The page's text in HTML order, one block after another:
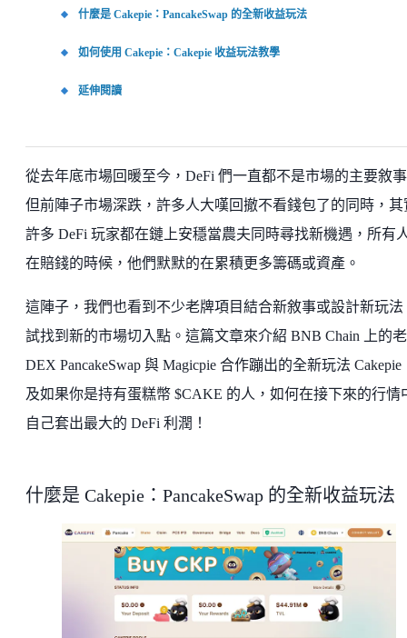
什麼是 Cakepie：PancakeSwap 的全新收益玩法
如何使用 Cakepie：Cakepie 收益玩法教學
延伸閱讀
從去年底市場回暖至今，DeFi 們一直都不是市場的主要敘
但前陣子市場深跌，許多人大嘆回撤不看錢包了的同時，其
許多 DeFi 玩家都在鏈上安穩當農夫同時尋找新機遇，所有
在賠錢的時候，他們默默的在累積更多籌碼或資產。
這陣子，我們也看到不少老牌項目結合新敘事或設計新玩法
試找到新的市場切入點。這篇文章來介紹 BNB Chain 上的
DEX PancakeSwap 與 Magicpie 合作蹦出的全新玩法 Cakepie
及如果你是持有蛋糕幣 $CAKE 的人，如何在接下來的行情
自己套出最大的 DeFi 利潤！
什麼是 Cakepie：PancakeSwap 的全新收益玩法